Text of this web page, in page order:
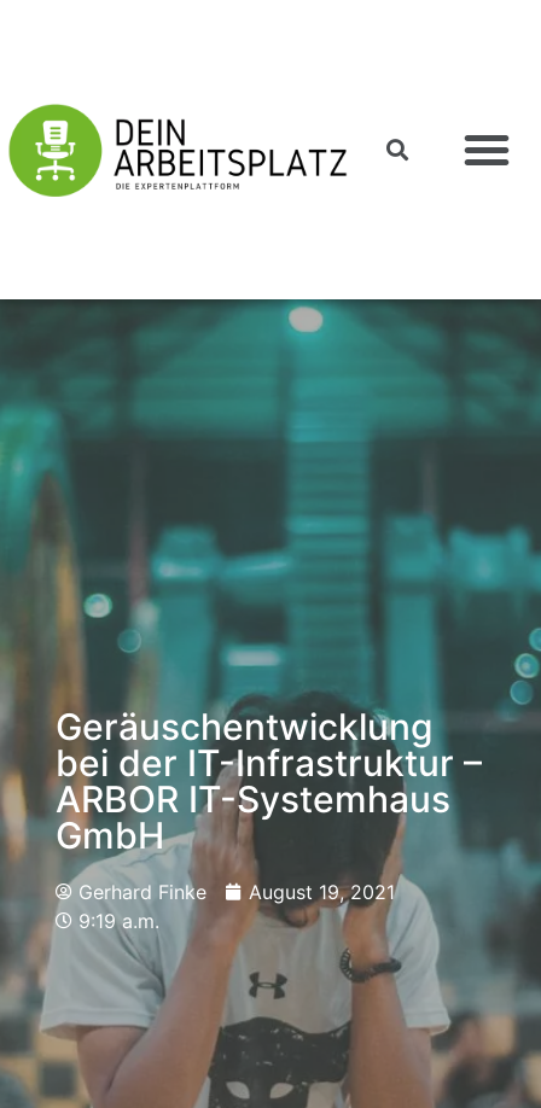
Geräuschentwicklung
bei der IT-Infrastruktur –
ARBOR IT-Systemhaus
GmbH
Gerhard Finke
August 19, 2021
9:19 a.m.